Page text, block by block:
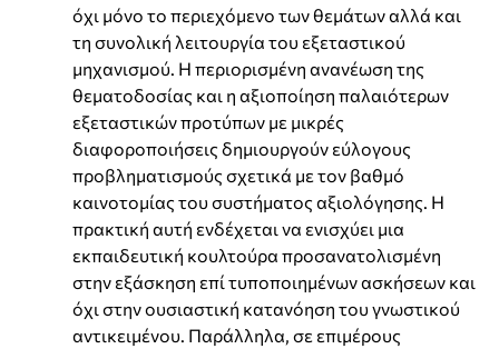
όχι μόνο το περιεχόμενο των θεμάτων αλλά και
τη συνολική λειτουργία του εξεταστικού
μηχανισμού. Η περιορισμένη ανανέωση της
θεματοδοσίας και η αξιοποίηση παλαιότερων
εξεταστικών προτύπων με μικρές
διαφοροποιήσεις δημιουργούν εύλογους
προβληματισμούς σχετικά με τον βαθμό
καινοτομίας του συστήματος αξιολόγησης. Η
πρακτική αυτή ενδέχεται να ενισχύει μια
εκπαιδευτική κουλτούρα προσανατολισμένη
στην εξάσκηση επί τυποποιημένων ασκήσεων και
όχι στην ουσιαστική κατανόηση του γνωστικού
αντικειμένου. Παράλληλα, σε επιμέρους